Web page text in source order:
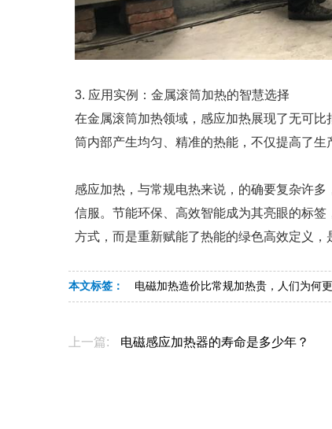
3. 应用实例：金属滚筒加热的智慧选择
在金属滚筒加热领域，感应加热展现了无可
筒内部产生均匀、精准的热能，不仅提高了
感应加热，与常规电热来说，的确要复杂许
信服。节能环保、高效智能成为其亮眼的标
方式，而是重新赋能了热能的绿色高效定义，
本文标签： 电磁加热造价比常规加热贵，人们为何
上一篇: 电磁感应加热器的寿命是多少年？